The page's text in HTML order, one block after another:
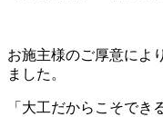
お施主様のご厚意によ
ました。
「大工だからこそで